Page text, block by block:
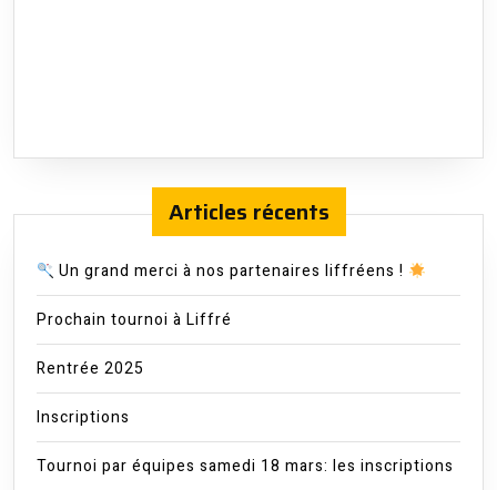
Articles récents
Un grand merci à nos partenaires liffréens !
Prochain tournoi à Liffré
Rentrée 2025
Inscriptions
Tournoi par équipes samedi 18 mars: les inscriptions